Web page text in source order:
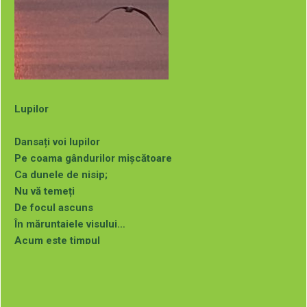
Dor, Doruleț… (2023)
Puteți comanda aceste cărți (cu autograful autoarei) la
adresa de mai jos:
Lupilor
Dansați voi lupilor
Pe coama gândurilor mișcătoare
Ca dunele de nisip;
Nu vă temeți
De focul ascuns
În măruntaiele visului…
Acum este timpul